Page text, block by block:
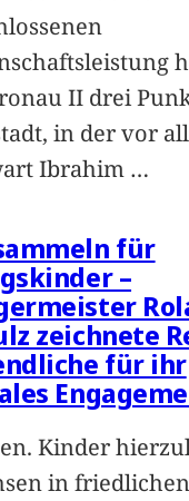
II drei
in der vor
Ibrahim …
für
–
zeichnete
für ihr
Kinder
in